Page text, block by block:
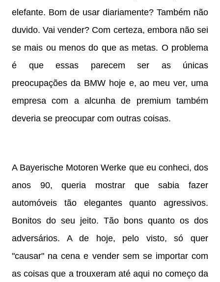
elefante. Bom de usar diariamente? Também não
duvido. Vai vender? Com certeza, embora não sei
se mais ou menos do que as metas. O problema
é que essas parecem ser as únicas
preocupações da BMW hoje e, ao meu ver, uma
empresa com a alcunha de premium também
deveria se preocupar com outras coisas.
A Bayerische Motoren Werke que eu conheci, dos
anos 90, queria mostrar que sabia fazer
automóveis tão elegantes quanto agressivos.
Bonitos do seu jeito. Tão bons quanto os dos
adversários. A de hoje, pelo visto, só quer
"causar" na cena e vender sem se importar com
as coisas que a trouxeram até aqui no começo da